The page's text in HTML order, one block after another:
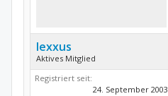
lexxus
Aktives Mitglied
Registriert seit:
24. September 2003